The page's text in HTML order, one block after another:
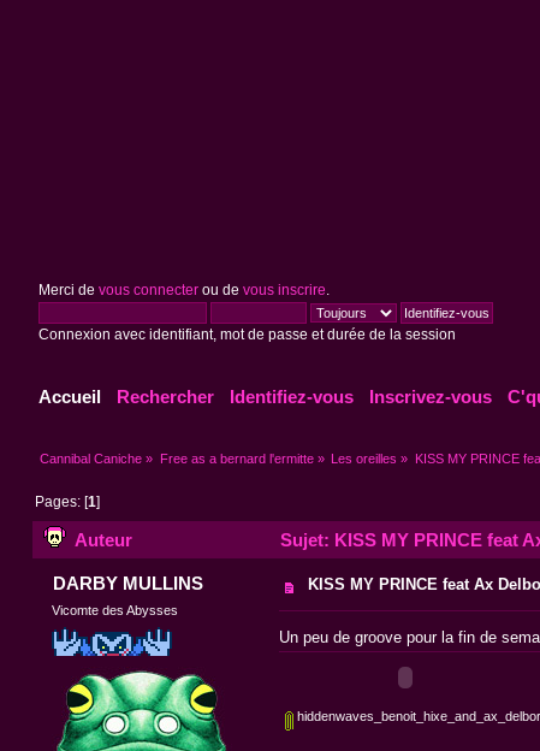
Merci de vous connecterou de vous inscrire
Connexion avec identifiant, mot de passe et durée de la session
Accueil Rechercher Identifiez-vous Inscrivez-vous
Cannibal Caniche » Free as a bernard l'ermitte» Les oreilles » KISS MY PRINCE
Pages: [1]
Auteur Sujet: KISS MY PRINCE feat
DARBY MULLINS
Vicomte des Abysses
KISS MY PRINCE feat Ax
Un peu de groove pour la fin de